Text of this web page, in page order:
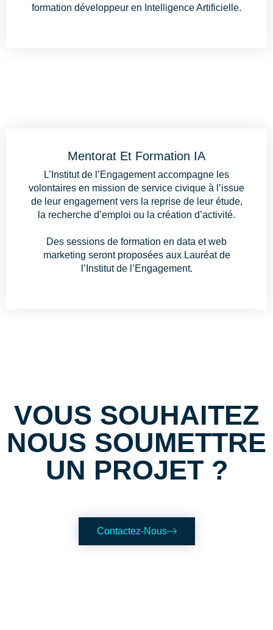
formation développeur en Intelligence Artificielle.
Mentorat Et Formation IA
L’Institut de l’Engagement accompagne les
volontaires en mission de service civique à l’issue
de leur engagement vers la reprise de leur étude,
la recherche d’emploi ou la création d’activité.
Des sessions de formation en data et web
marketing seront proposées aux Lauréat de
l’Institut de l’Engagement.
VOUS SOUHAITEZ
NOUS SOUMETTRE
UN PROJET ?
Contactez-Nous